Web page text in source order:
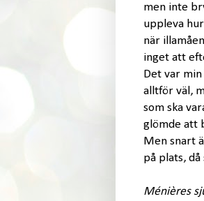
men inte
uppleva
när
inget att
Det var
alltför väl,
som ska
glömde att
Men snart
på plats,
Ménières